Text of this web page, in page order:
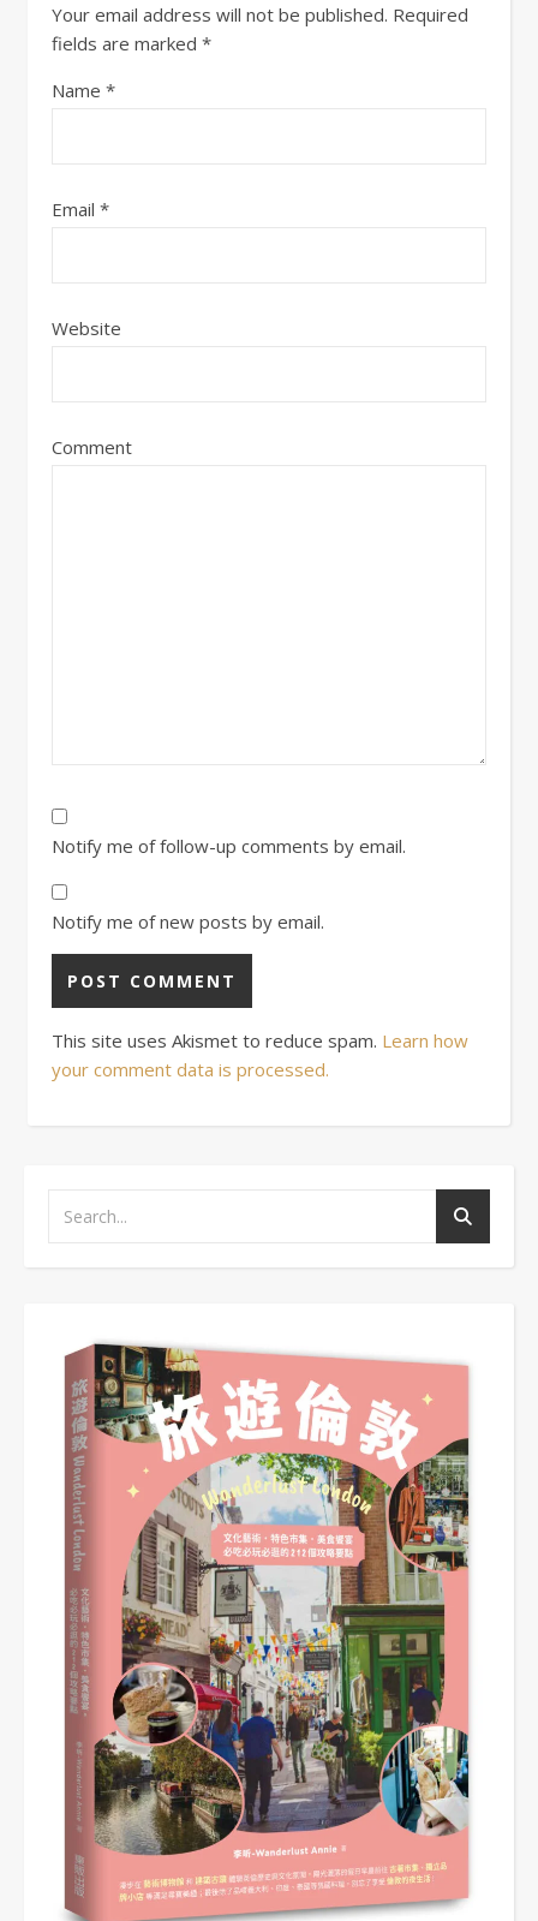
Your email address will not be published. Required
fields are marked *
Name *
Email *
Website
Comment
Notify me of follow-up comments by email.
Notify me of new posts by email.
This site uses Akismet to reduce spam. Learn how
your comment data is processed.